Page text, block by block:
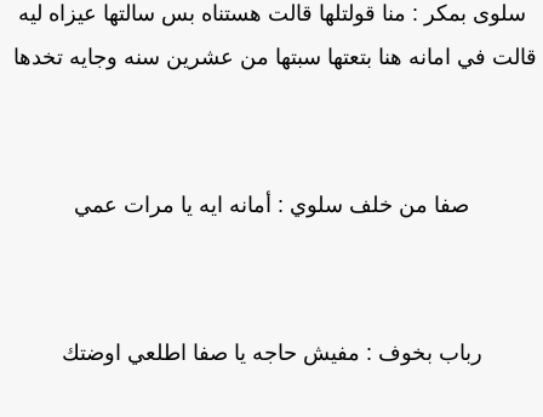
بمكر : منا قولتلها قالت هستناه بس سالتها عيزاه ليه
في امانه هنا بتعتها سبتها من عشرين سنه وجايه تخدها
صفا من خلف سلوي : أمانه ايه يا مرات عمي
رباب بخوف : مفيش حاجه يا صفا اطلعي اوضتك